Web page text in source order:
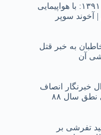
محمدباقر خرازی در سال ۱۳۹۱: با هواپیمایی
آخوند سوپر
به خبر قتل
آن
خبرنگار انصاف
تفرشی بر